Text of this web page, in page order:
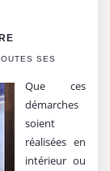
SES
Que ces
démarches
soient
réalisées en
intérieur ou